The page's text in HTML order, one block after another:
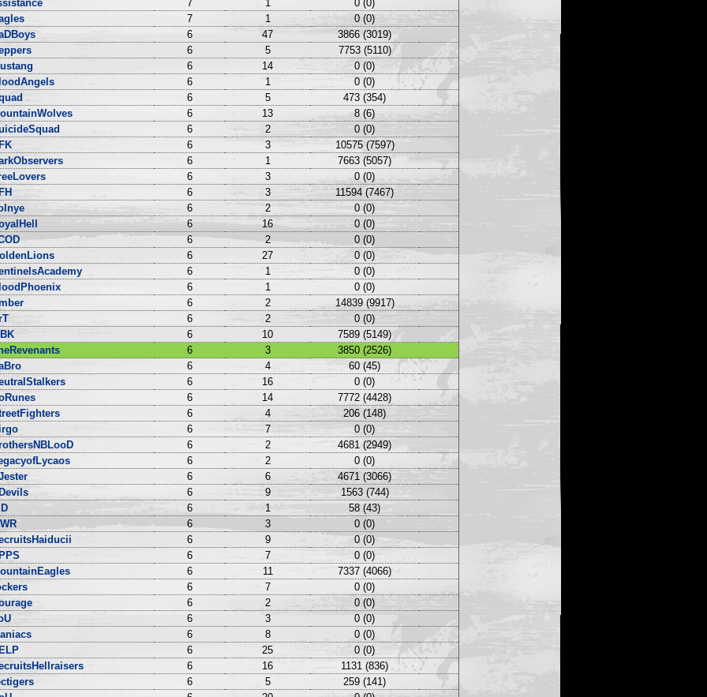
7 1
0 (0)
7 1
0 (0)
6 47
3866 (3019)
6 5
7753 (5110)
6 14
0 (0)
6 1
0 (0)
6 5
473 (354)
6 13
8 (6)
6 2
0 (0)
6 3
10575 (7597)
6 1
7663 (5057)
6 3
0 (0)
6 3
11594 (7467)
6 2
0 (0)
6 16
0 (0)
6 2
0 (0)
6 27
0 (0)
6 1
0 (0)
6 1
0 (0)
6 2
14839 (9917)
6 2
0 (0)
6 10
7589 (5149)
6 3
3850 (2526)
6 4
60 (45)
6 16
0 (0)
6 14
7772 (4428)
6 4
206 (148)
6 7
0 (0)
6 2
4681 (2949)
6 2
0 (0)
6 6
4671 (3066)
6 9
1563 (744)
6 1
58 (43)
6 3
0 (0)
6 9
0 (0)
6 7
0 (0)
6 11
7337 (4066)
6 7
0 (0)
6 2
0 (0)
6 3
0 (0)
6 8
0 (0)
6 25
0 (0)
6 16
1131 (836)
6 5
259 (141)